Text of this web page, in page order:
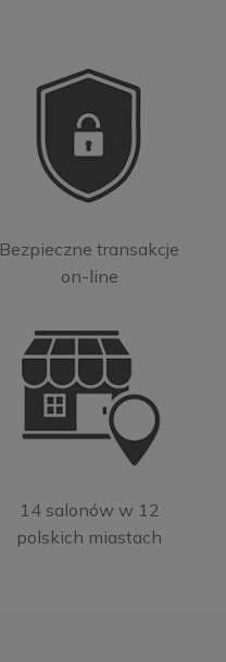
Bezpieczne transakcje
on-line
14 salonów w 12
polskich miastach